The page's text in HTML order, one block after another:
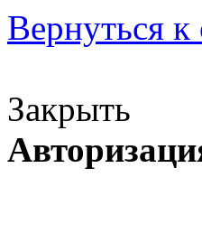
Вернуться
Закрыть